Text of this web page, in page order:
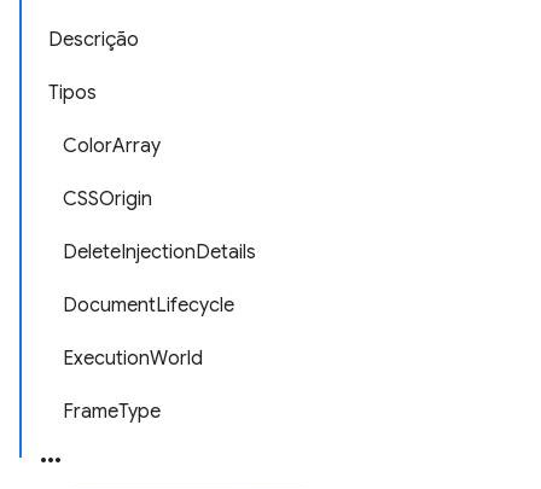
Descrição
Tipos
ColorArray
CSSOrigin
DeleteInjectionDetails
DocumentLifecycle
ExecutionWorld
FrameType